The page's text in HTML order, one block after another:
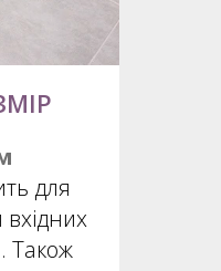
для
Також